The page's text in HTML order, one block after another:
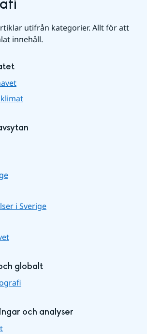
utifrån kategorier. Allt för att
innehåll.
i Sverige
globalt
och analyser